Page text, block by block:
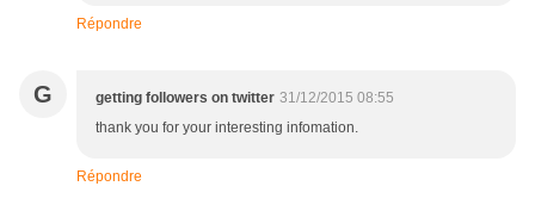
Répondre
G getting followers on twitter 31/12/2015 08:55
thank you for your interesting infomation.
Répondre